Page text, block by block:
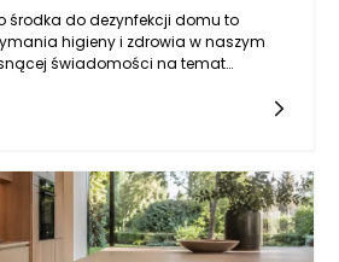
środka do dezynfekcji domu to
higieny i zdrowia w naszym
świadomości na temat
najskuteczniejszego i
do dezynfekcji powierzchni.